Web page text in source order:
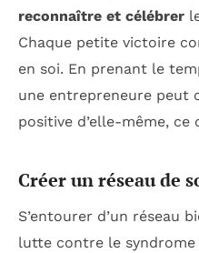
reconnaître et célébrer
Chaque petite victoire
en soi. En prenant le
une entrepreneure peut
positive d’elle-même,
Créer un réseau de
S’entourer d’un réseau
lutte contre le syndrome